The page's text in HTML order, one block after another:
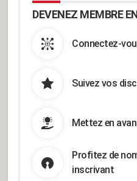
DEVENEZ MEMBRE
Connectez-
Suivez vos
Mettez en
Profitez de
inscrivant